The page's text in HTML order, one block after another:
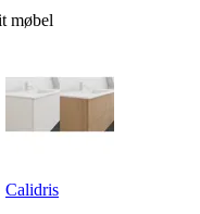
møbel
Calidris